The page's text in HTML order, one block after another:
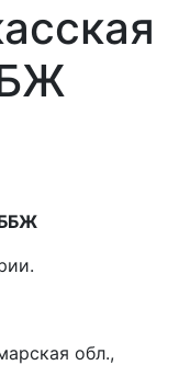
обл.,